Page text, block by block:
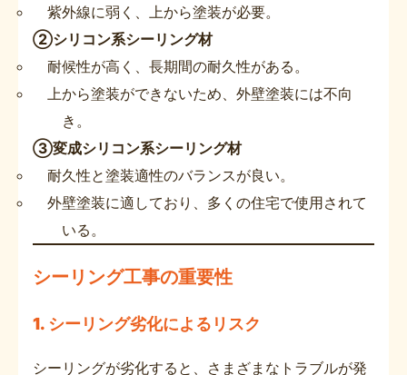
紫外線に弱く、上から塗装が必要。
②シリコン系シーリング材
耐候性が高く、長期間の耐久性がある。
上から塗装ができないため、外壁塗装には不向
き。
③変成シリコン系シーリング材
耐久性と塗装適性のバランスが良い。
外壁塗装に適しており、多くの住宅で使用されて
いる。
シーリング工事の重要性
1. シーリング劣化によるリスク
シーリングが劣化すると、さまざまなトラブルが発